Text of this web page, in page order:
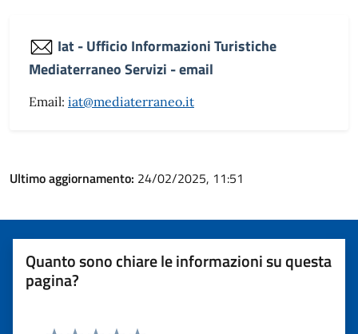
Iat - Ufficio Informazioni Turistiche
Mediaterraneo Servizi - email
Email: iat@mediaterraneo.it
Ultimo aggiornamento: 24/02/2025, 11:51
Quanto sono chiare le informazioni su questa
pagina?